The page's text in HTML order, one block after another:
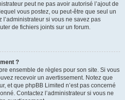
peut ne pas avoir autorisé l’ajout de
vous postez, ou peut-être que seul un
si vous ne savez pas
de fichiers joints sur un forum.
?
ensemble de règles pour son site. Si vous
recevoir un avertissement. Notez que
et que phpBB Limited n’est pas concerné
Contactez l’administrateur si vous ne